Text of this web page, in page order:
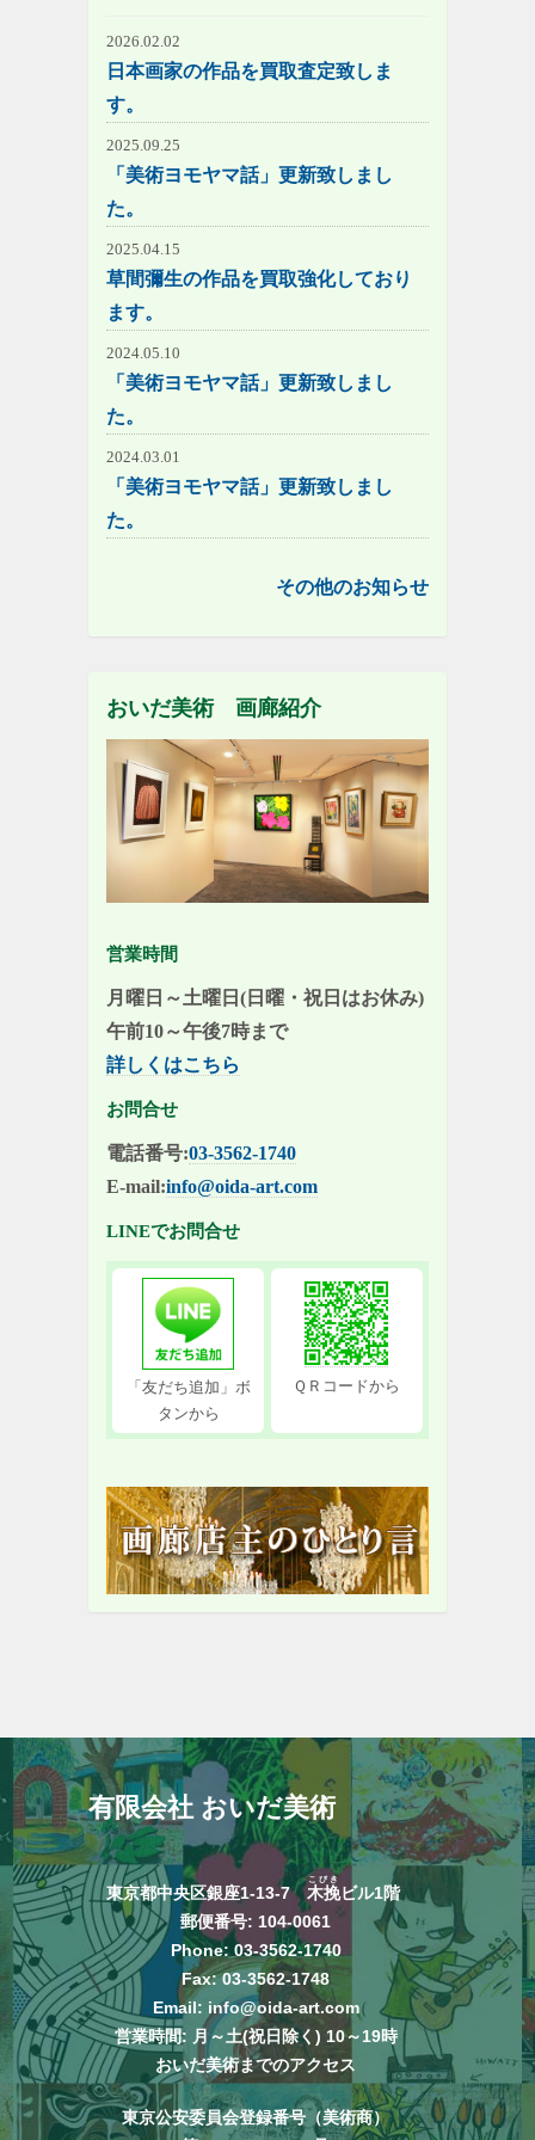
2026.02.02
日本画家の作品を買取査定致しま
す。
2025.09.25
「美術ヨモヤマ話」更新致しまし
た。
2025.04.15
草間彌生の作品を買取強化しており
ます。
2024.05.10
「美術ヨモヤマ話」更新致しまし
た。
2024.03.01
「美術ヨモヤマ話」更新致しまし
た。
その他のお知らせ
おいだ美術 画廊紹介
営業時間
月曜日～土曜日(日曜・祝日はお休み)
午前10～午後7時まで
詳しくはこちら
お問合せ
電話番号:03-3562-1740
E-mail:info@oida-art.com
LINEでお問合せ
「友だち追加」ボ
タンから
ＱＲコードから
有限会社 おいだ美術
東京都中央区銀座1-13-7木挽
こびき
ビル1階
郵便番号: 104-0061
Phone: 03-3562-1740
Fax: 03-3562-1748
Email: info@oida-art.com
営業時間: 月～土(祝日除く) 10～19時
おいだ美術までのアクセス
東京公安委員会登録番号（美術商）